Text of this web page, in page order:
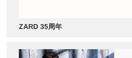
ZARD 35周年